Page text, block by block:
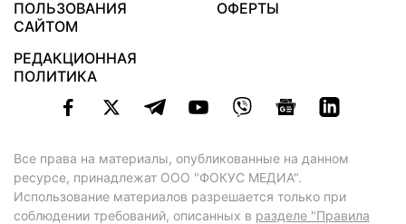
ПОЛЬЗОВАНИЯ
САЙТОМ
ОФЕРТЫ
РЕДАКЦИОННАЯ
ПОЛИТИКА
Все права на материалы, опубликованные на данном
ресурсе, принадлежат ООО "ФОКУС МЕДИА".
Использование материалов разрешается только при
соблюдении требований, описанных в разделе "Правила